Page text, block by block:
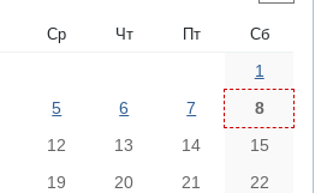
Ср Чт Пт Сб
1
5 6 7
8
12 13 14
15
19 20 21
22